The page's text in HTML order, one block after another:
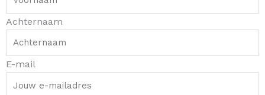
Achternaam
E-mail